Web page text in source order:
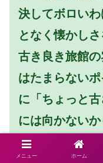
決してボロい
となく懐かし
古き良き旅館
はたまらない
に「ちょっと
には向かないか
メニュー ホーム